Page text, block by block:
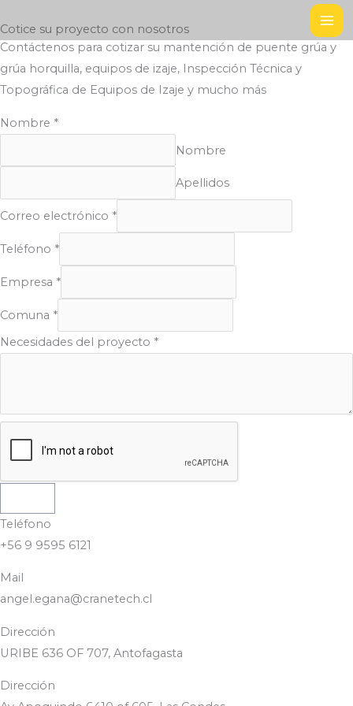
al
contenido
Cotice su proyecto con nosotros
Contáctenos para cotizar su mantención de puente grúa y
grúa horquilla, equipos de izaje, Inspección Técnica y
Topográfica de Equipos de Izaje y mucho más
Nombre *
Nombre
Apellidos
Correo electrónico *
Teléfono *
Empresa *
Comuna *
Necesidades del proyecto *
Teléfono
+56 9 9595 6121
Mail
angel.egana@cranetech.cl
Dirección
URIBE 636 OF 707, Antofagasta
Dirección